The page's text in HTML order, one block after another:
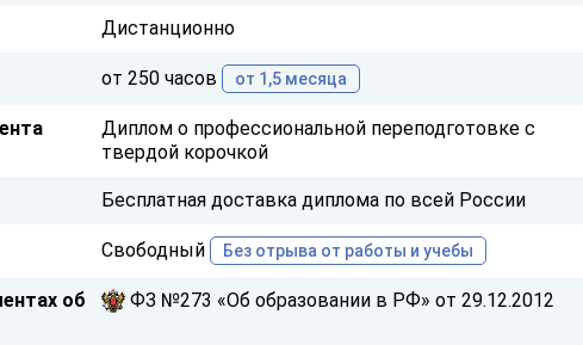
Дистанционно
от 250 часов от 1,5 месяца
Диплом о профессиональной переподготовке с
твердой корочкой
Бесплатная доставка диплома по всей России
Свободный Без отрыва от работы и учебы
об
ФЗ №273 «Об образовании в РФ» от 29.12.2012